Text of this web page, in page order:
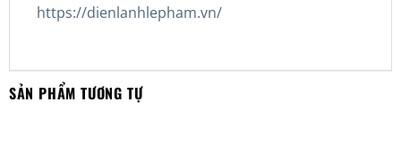
https://dienlanhlepham.vn/
SẢN PHẨM TƯƠNG TỰ